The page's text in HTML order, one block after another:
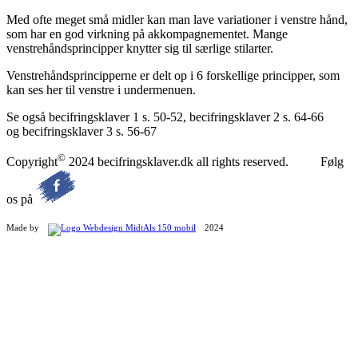
Med ofte meget små midler kan man lave variationer i venstre hånd,
som har en god virkning på akkompagnementet. Mange
venstrehåndsprincipper knytter sig til særlige stilarter.
Venstrehåndsprincipperne er delt op i 6 forskellige principper, som
kan ses her til venstre i undermenuen.
Se også becifringsklaver 1 s. 50-52, becifringsklaver 2 s. 64-66
og becifringsklaver 3 s. 56-67
Copyright© 2024 becifringsklaver.dk all rights reserved. Følg
os på
Made by 2024